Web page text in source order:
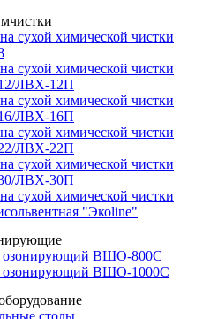
сухой химической чистки
сухой химической чистки
ЛВХ-12П
сухой химической чистки
ЛВХ-16П
сухой химической чистки
ЛВХ-22П
сухой химической чистки
ЛВХ-30П
сухой химической чистки
"Экоline"
ВШО-800С
ВШО-1000С
столы